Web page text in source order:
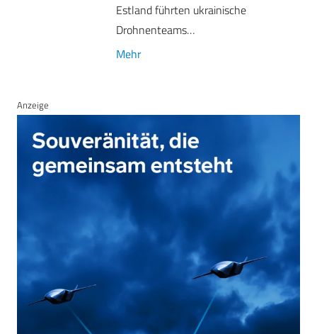
Estland führten ukrainische
Drohnenteams…
Mehr
Anzeige